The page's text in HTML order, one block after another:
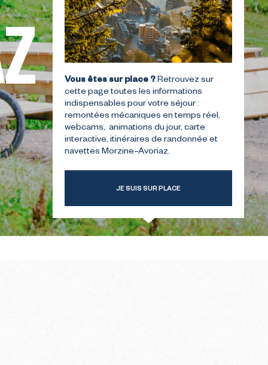
LES ACTIVITÉS
GUIDE POUR VOTRE
PREMIÈRE ÉTÉ
à
LE MEILLEUR DU SKI EN
FÉVRIER
AVORIAZ VOUS OFFRE
VOS ACTIVITÉS
Vous êtes sur place ?Retrouvez sur
cette page toutes les informations
indispensables pour votre séjour :
remontées mécaniques en temps réel,
webcams, animations du jour, carte
interactive, itinéraires de randonnée et
navettes Morzine–Avoriaz.
JE SUIS SUR PLACE